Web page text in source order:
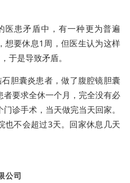
医患矛盾中，有一种更为普遍
要休息1周，但医生认为这样
于是导致矛盾。
胆囊炎患者，做了腹腔镜胆囊
者要求全休一个月，完全没有必
诊手术，当天做完当天回家。
也不会超过3天。回家休息几天
公司